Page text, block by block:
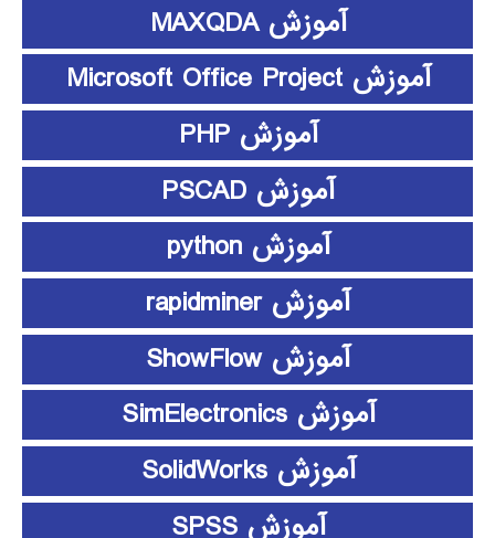
آموزش MAXQDA
آموزش Microsoft Office Project
آموزش PHP
آموزش PSCAD
آموزش python
آموزش rapidminer
آموزش ShowFlow
آموزش SimElectronics
آموزش SolidWorks
آموزش SPSS